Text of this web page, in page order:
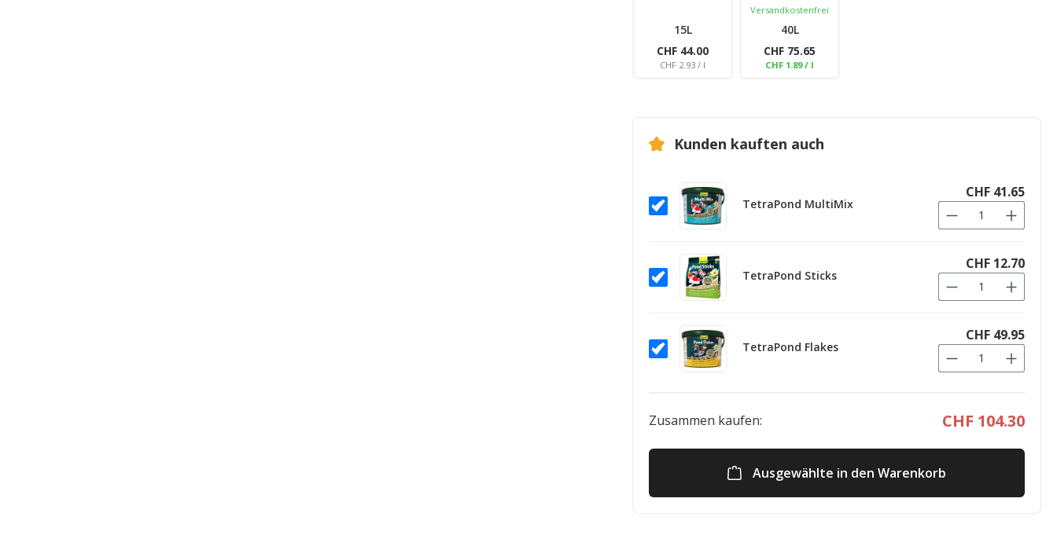
15L
CHF 44.00
CHF 2.93 / l
Versandkostenfrei
40L
CHF 75.65
CHF 1.89 / l
Kunden kauften auch
TetraPond MultiMix
CHF 41.65
TetraPond Sticks
CHF 12.70
TetraPond Flakes
CHF 49.95
Zusammen kaufen: CHF 104.30
Ausgewählte in den Warenkorb